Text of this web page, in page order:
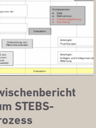
STEBS-